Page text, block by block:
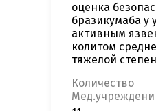
оценка
бразикумаба у
активным
колитом
тяжелой
Количество